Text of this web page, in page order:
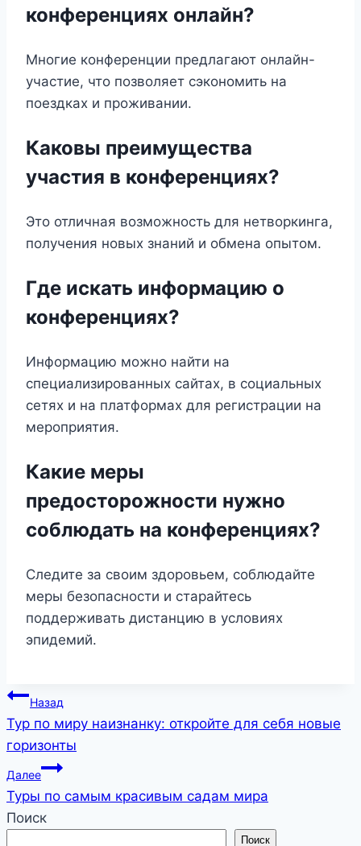
конференциях онлайн?
Многие конференции предлагают онлайн-
участие, что позволяет сэкономить на
поездках и проживании.
Каковы преимущества
участия в конференциях?
Это отличная возможность для нетворкинга,
получения новых знаний и обмена опытом.
Где искать информацию о
конференциях?
Информацию можно найти на
специализированных сайтах, в социальных
сетях и на платформах для регистрации на
мероприятия.
Какие меры
предосторожности нужно
соблюдать на конференциях?
Следите за своим здоровьем, соблюдайте
меры безопасности и старайтесь
поддерживать дистанцию в условиях
эпидемий.
Навигация
по
записям
Назад
Тур по миру наизнанку: откройте для себя новые
горизонты
Далее
Туры по самым красивым садам мира
Поиск
Поиск